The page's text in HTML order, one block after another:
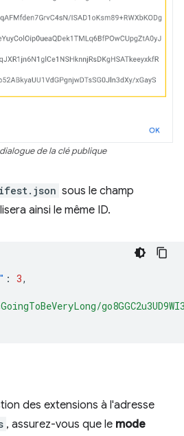
de la clé publique
sous le champ
ainsi le même ID.
: 3,
des extensions à l'adresse
, assurez-vous que le mode